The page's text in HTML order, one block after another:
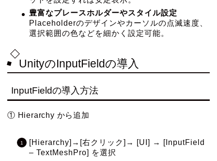
豊富なプレースホルダーやスタイル設定
Placeholderのデザインやカーソルの点滅速度、
選択範囲の色などを細かく設定可能。
UnityのInputFieldの導入
InputFieldの導入方法
① Hierarchy から追加
[Hierarchy]→[右クリック]→ [UI] → [InputField
– TextMeshPro] を選択